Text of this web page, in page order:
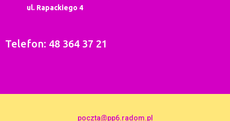
ul. Rapackiego 4
Telefon: 48 364 37 21
poczta@pp6.radom.pl